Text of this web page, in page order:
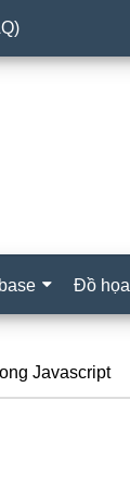
Đồ họa
Javascript